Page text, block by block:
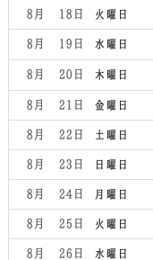
火曜日
8月 18
水曜日
8月 19
木曜日
8月 20
金曜日
8月 21
土曜日
8月 22
日曜日
8月 23
月曜日
8月 24
火曜日
8月 25
水曜日
8月 26